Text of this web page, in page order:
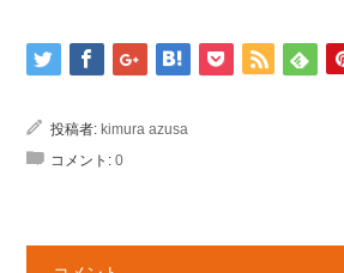
投稿者: kimura azusa
コメント: 0